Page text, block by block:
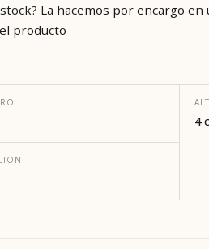
La hacemos por encargo
producto
4